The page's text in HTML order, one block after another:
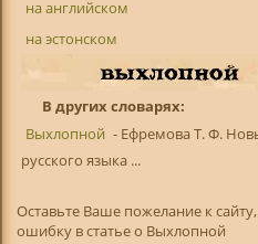
на английском
на эстонском
В других словарях:
Выхлопной - Ефремова Т. Ф.
русского языка ...
Оставьте Ваше пожелание к
ошибку в статье о Выхлопной